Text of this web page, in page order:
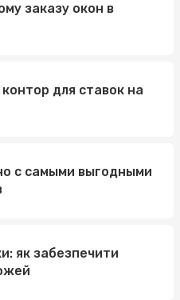
заказу окон в
для ставок на
с самыми выгодными
як забезпечити